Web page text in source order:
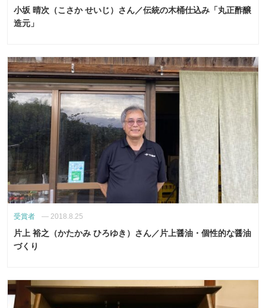
小坂 晴次（こさか せいじ）さん／伝統の木桶仕込み「丸正酢醸
造元」
受賞者 — 2018.8.25
片上 裕之（かたかみ ひろゆき）さん／片上醤油・個性的な醤油
づくり